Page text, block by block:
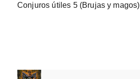
Conjuros útiles 5 (Brujas y magos)